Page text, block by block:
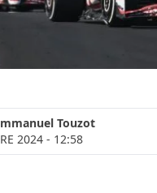
Touzot
2024 - 12:58